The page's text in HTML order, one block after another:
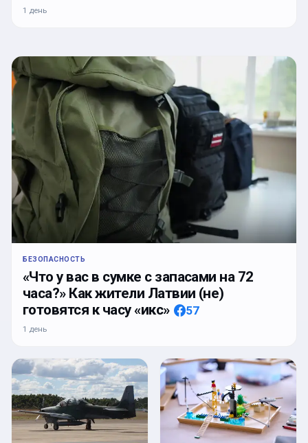
1 день
БЕЗОПАСНОСТЬ
«Что у вас в сумке с запасами на 72
часа?» Как жители Латвии (не)
готовятся к часу «икс»
57
1 день